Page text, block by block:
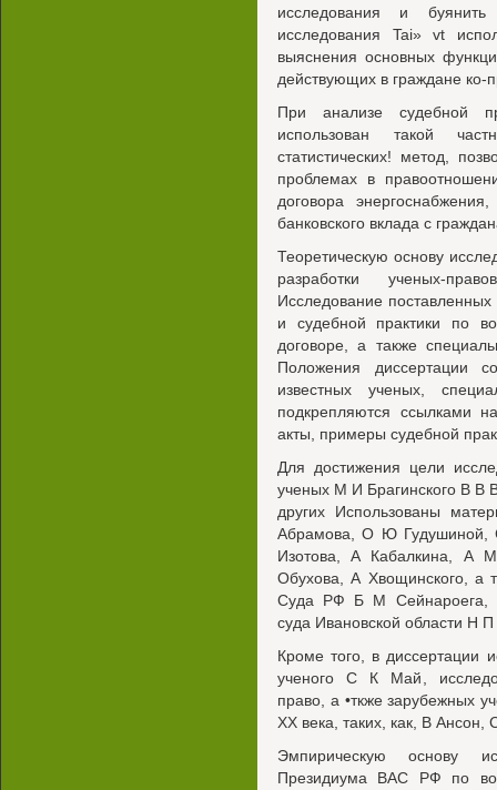
исследования и
исследования Tai» vt
выяснения основных
действующих в граждане
При анализе судебной
использован такой
статистических! метод,
проблемах в
договора
банковского вклада с
Теоретическую основу
разработки ученых-
Исследование
и судебной практики по
договоре, а также
Положения диссертации
известных ученых,
подкрепляются ссылками
акты, примеры судебной
Для достижения цели
ученых М И Брагинского В В
других Использованы
Абрамова, О Ю Гудушиной,
Изотова, А Кабалкина,
Обухова, А Хвощинского, а
Суда РФ Б М Сейнароега,
суда Ивановской области Н
Кроме того, в диссертации
ученого С К Май,
право, а •ткже зарубежных
XX века, таких, как, В
Эмпирическую основу
Президиума ВАС РФ по